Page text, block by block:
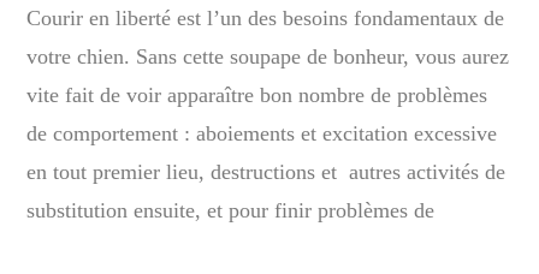
Courir en liberté est l’un des besoins fondamentaux de
votre chien. Sans cette soupape de bonheur, vous aurez
vite fait de voir apparaître bon nombre de problèmes
de comportement : aboiements et excitation excessive
en tout premier lieu, destructions et autres activités de
substitution ensuite, et pour finir problèmes de